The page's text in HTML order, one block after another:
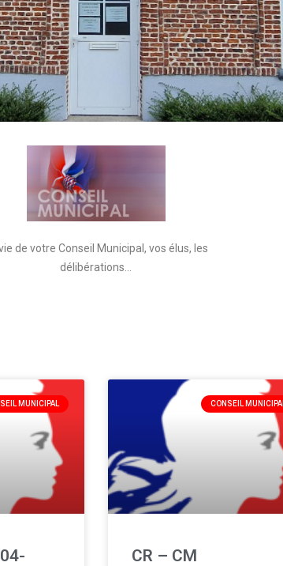
de votre Conseil Municipal, vos élus, les
délibérations…
MUNICIPAL CONSEIL MUNICIPAL
CR – CM